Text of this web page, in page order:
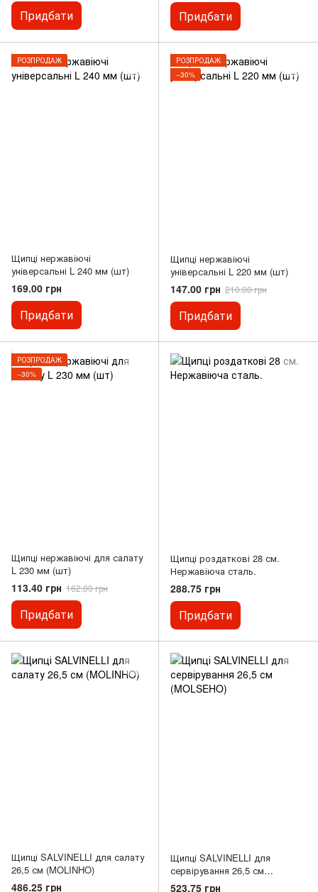
Придбати Придбати
РОЗПРОДАЖ
Щипці нержавіючі
універсальні L 240 мм (шт)
169.00 грн
Придбати
РОЗПРОДАЖ
−30%
Щипці нержавіючі
універсальні L 220 мм (шт)
147.00 грн 210.00 грн
Придбати
РОЗПРОДАЖ
−30%
Щипці нержавіючі для салату
L 230 мм (шт)
113.40 грн 162.00 грн
Придбати
Щипці роздаткові 28 см.
Нержавіюча сталь.
288.75 грн
Придбати
Щипці SALVINELLI для салату
26,5 см (MOLINHO)
486.25 грн
Щипці SALVINELLI для
сервірування 26,5 см
(MOLSEHO)
523.75 грн